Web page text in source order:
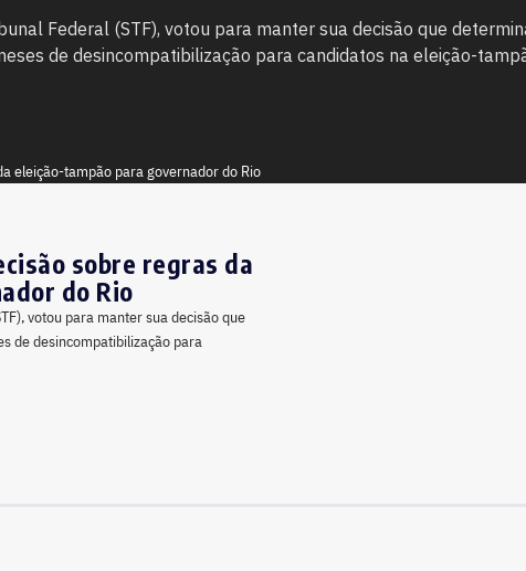
Federal (STF), votou para manter sua decisão que
de desincompatibilização para candidatos na eleição-
sobre regras da
do Rio
votou para manter sua decisão que
de desincompatibilização para